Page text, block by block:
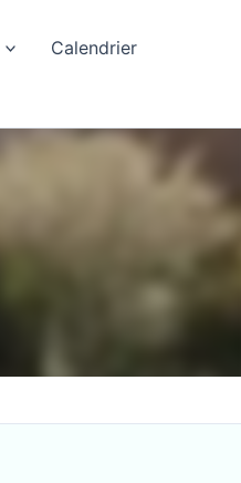
Calendrier